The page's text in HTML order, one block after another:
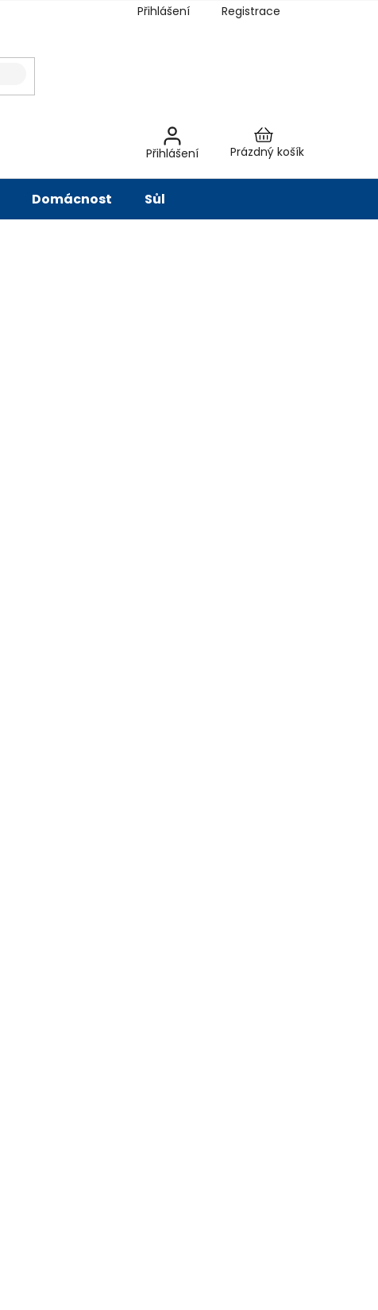
Hodnocení obchodu Slovník pojmů Péče o vodu
Přihlášení Registrace
Přihlášení
Nákupní
Prázdný košík
Domácnost Sůl